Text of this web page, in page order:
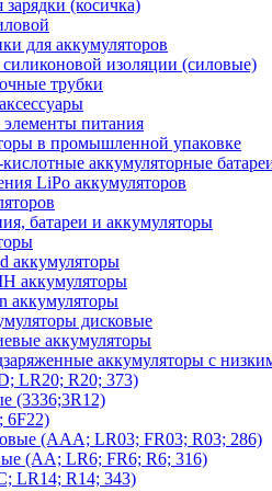
зарядки (косичка)
для аккумуляторов
изоляции (силовые)
трубки
питания
в промышленной упаковке
аккумуляторные
LiPo аккумуляторов
батареи и аккумуляторы
аккумуляторы
аккумуляторы
аккумуляторы
дисковые
аккумуляторы
аккумуляторы с
LR20; R20; 373)
(3336;3R12)
6F22)
(AAA; LR03; FR03; R03; 286)
(AA; LR6; FR6; R6; 316)
LR14; R14; 343)